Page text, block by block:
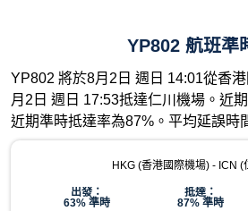
YP802 航班準
YP802 將於8月2日 週日 14:01從香
月2日 週日 17:53抵達仁川機場。近
近期準時抵達率為87%。平均延誤時
HKG (香港國際機場) - ICN (
出發：
63% 準時
抵達：
87% 準時